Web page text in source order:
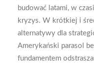
budować latami, w
kryzys. W krótkiej i
alternatywy dla
Amerykański parasol
fundamentem